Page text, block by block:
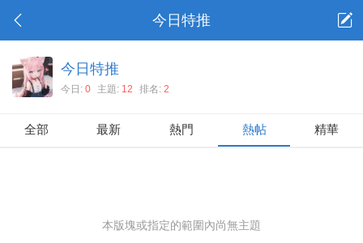
今日特推
今日特推
今日: 0 主題: 12 排名: 2
全部 最新 熱門 熱帖 精華
本版塊或指定的範圍內尚無主題